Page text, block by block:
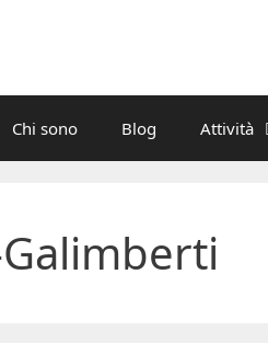
Chi sono Blog Attività